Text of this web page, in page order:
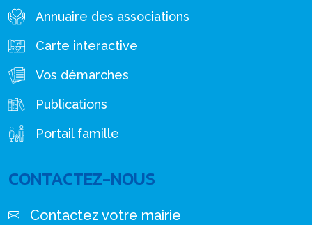
Annuaire des associations
Carte interactive
Vos démarches
Publications
Portail famille
CONTACTEZ-NOUS
Contactez votre mairie